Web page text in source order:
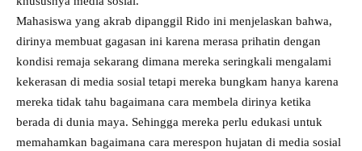
Mahasiswa yang akrab dipanggil Rido ini menjelaskan bahwa,
dirinya membuat gagasan ini karena merasa prihatin dengan
kondisi remaja sekarang dimana mereka seringkali mengalami
kekerasan di media sosial tetapi mereka bungkam hanya karena
mereka tidak tahu bagaimana cara membela dirinya ketika
berada di dunia maya. Sehingga mereka perlu edukasi untuk
memahamkan bagaimana cara merespon hujatan di media sosial